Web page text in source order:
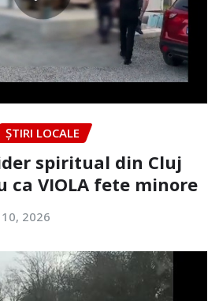
ȘTIRI LOCALE
spiritual din Cluj
ca VIOLA fete minore
2026